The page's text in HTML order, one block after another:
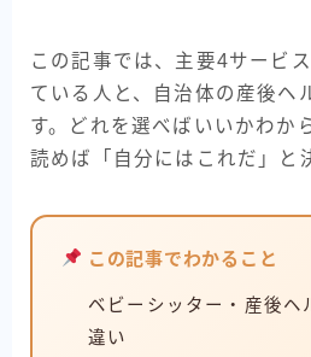
この記事では、主要4サービ
ている人と、自治体の産後ヘ
す。どれを選べばいいかわか
読めば「自分にはこれだ」と
この記事でわかること
ベビーシッター・産後ヘ
違い